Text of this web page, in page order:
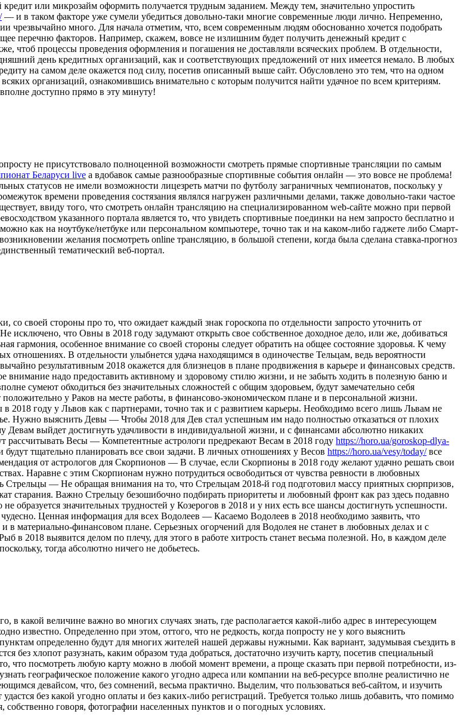
или микрозайм оформить получается трудным заданием. Между тем, значительно упростить
— и в таком факторе уже сумели убедиться довольно-таки многие современные люди лично. Непременно,
чрезвычайно много. Для начала отметим, что, всем современным людям обоснованно хочется подобрать
перечню факторов. Например, скажем, вовсе не излишним будет получить денежный кредит с
процессы проведения оформления и погашения не доставляли всяческих проблем. В отдельности,
день кредитных организаций, как и соответствующих предложений от них имеется немало. В любых
на самом деле окажется под силу, посетив описанный выше сайт. Обусловлено это тем, что на одном
организаций, ознакомившись внимательно с которым получится найти удачное по всем критериям.
доступно прямо в эту минуту!
не присутствовало полноценной возможности смотреть прямые спортивные трансляции по самым
Беларуси live а вдобавок самые разнообразные спортивные события онлайн — это вовсе не проблема!
статусов не имели возможности лицезреть матчи по футболу заграничных чемпионатов, поскольку у
времени проведения состязания являлся нагружен различными делами, также довольно-таки частое
ввиду того, что смотреть онлайн трансляцию на специализированном web-сайте можно при первой
указанного портала является то, что увидеть спортивные поединки на нем запросто бесплатно и
как на ноутбуке/нетбуке или персональном компьютере, точно так и на каком-либо гаджете либо Смарт-
желания посмотреть online трансляцию, в большой степени, когда была сделана ставка-прогноз
тематический веб-портал.
со своей стороны про то, что ожидает каждый знак гороскопа по отдельности запросто уточнить от
что Овны в 2018 году задумают открыть свое собственное доходное дело, или же, добиваться
гармония, особенное внимание со своей стороны следует обратить на общее состояние здоровья. К чему
В отдельности улыбнется удача находящимся в одиночестве Тельцам, ведь вероятности
результативным 2018 окажется для близнецов в плане продвижения в карьере и финансовых средств.
внимание надо предоставить активному и здоровому стилю жизни, и не забыть ходить в полезную баню и
сумеют обходиться без значительных сложностей с общим здоровьем, будут замечательно себя
положительно у Раков на месте работы, в финансово-экономическом плане и в персональной жизни.
году у Львов как с партнерами, точно так и с развитием карьеры. Необходимо всего лишь Львам не
Нужно выяснить Девы — Чтобы 2018 для Дев стал успешным им надо полностью отказаться от плохих
Девам выйдет достигнуть удачливости в индивидуальной жизни, и с финансами абсолютно никаких
рассчитывать Весы — Компетентные астрологи предрекают Весам в 2018 году https://horo.ua/goroskop-dlya-
тщательно планировать все свои задачи. В личных отношениях у Весов https://horo.ua/vesy/today/все
от астрологов для Скорпионов — В случае, если Скорпионы в 2018 году желают удачно решать свои
Наравне с этим Скорпионам нужно потрудиться освободиться от чувства ревности в любовных
Стрельцы — Не обращая внимания на то, что Стрельцам 2018-й год подготовил массу приятных сюрпризов,
старания. Важно Стрельцу безошибочно подбирать приоритеты и любовный фронт как раз здесь подавно
значительных трудностей у Козерогов в 2018 и у них есть все шансы достигнуть успешности.
Ценная информация для всех Водолеев — Касаемо Водолеев в 2018 необходимо заявить, что
в материально-финансовом плане. Серьезных огорчений для Водолея не станет в любовных делах и с
в 2018 выявится делом по плечу, для этого в работе хитрость станет весьма полезной. Но, в каждом деле
тогда абсолютно ничего не добьетесь.
в какой величине важно во многих случаях знать, где располагается какой-либо адрес в интересующем
известно. Определенно при этом, оттого, что не редкость, когда попросту не у кого выяснить
определенно будут для многих жителей нашей державы нужными. Как вариант, задумывая съездить в
без хлопот разузнать, каким образом туда добраться, достаточно изучить карту, посетив специальный
что посмотреть любую карту можно в любой момент времени, а проще сказать при первой потребности, из-
географическое положение какого угодно адреса или компании на веб-ресурсе вполне реалистично не
девайсом, что, без сомнений, весьма практично. Выделим, что пользоваться веб-сайтом, и изучить
без какой угодно оплаты и без каких-либо регистраций. Требуется только лишь добавить, что помимо
говоря, фотографии населенных пунктов и о погодных условиях.